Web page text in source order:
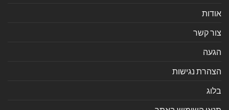
אודות
צור קשר
הגעה
הצהרת נגישות
בלוג